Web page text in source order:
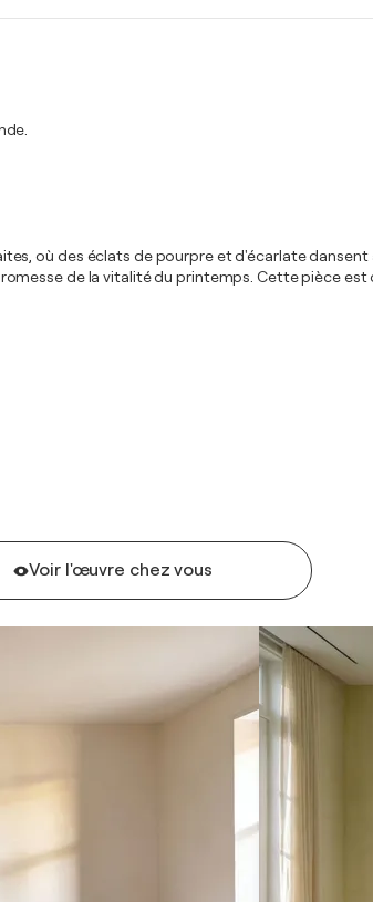
Voir l'œuvre chez vous
où des éclats de pourpre et d'écarlate
de la vitalité du printemps. Cette pièce